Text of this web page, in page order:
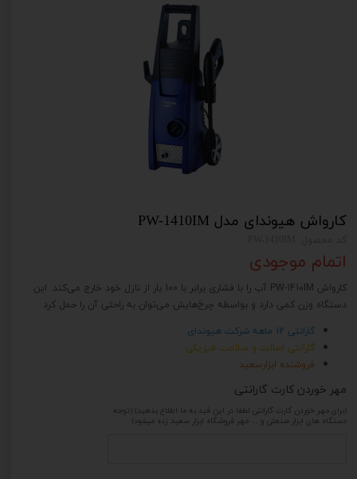
کارواش هیوندای مدل PW-1410IM
اتمام موجودی
کارواش PW-1410IM آب را با فشاری برابر با 100 بار از نازل خود خارج می‌کند. این
دستگاه وزن کمی دارد و بواسطه چرخ‌هایش می‌توان به راحتی آن را حمل کرد
گارانتی 12 ماهه شرکت هیوندای
گارانتی اصالت و سلامت فیزیکی
فروشنده ابزارسعید
مهر خوردن کارت گارانتی
(برای مهر خوردن کارت گارانتی لطفا در این فید به ما اطلاع بدهید) (توجه
دستگاه های ابزار صنعتی و ... مهر فروشگاه ابزار سعید زده میشود)